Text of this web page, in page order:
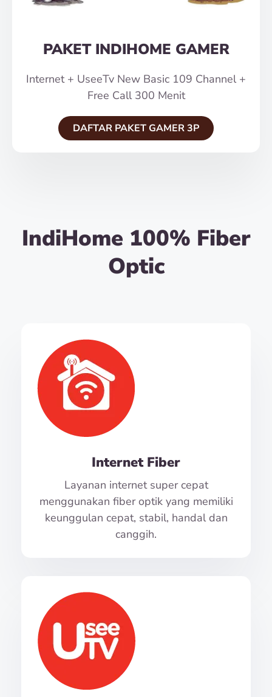
PAKET INDIHOME GAMER
Internet + UseeTv New Basic 109 Channel +
Free Call 300 Menit
DAFTAR PAKET GAMER 3P
IndiHome 100% Fiber
Optic
Internet Fiber
Layanan internet super cepat
menggunakan fiber optik yang memiliki
keunggulan cepat, stabil, handal dan
canggih.